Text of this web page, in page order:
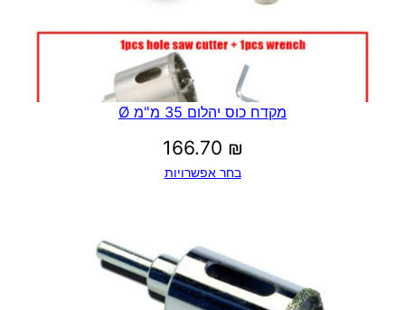
מקדח כוס יהלום 35 מ"מ Ø
166.70 ₪
בחר אפשרויות